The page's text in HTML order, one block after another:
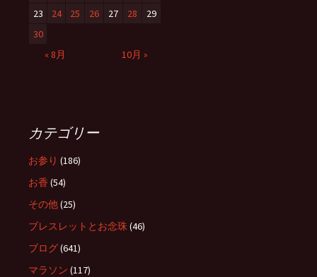
23
24 25 26 27 28
29
30
« 8月
10月 »
カテゴリー
お参り (186)
お香 (54)
その他(25)
ブレスレットとお念珠(46)
ブログ(641)
マラソン (117)